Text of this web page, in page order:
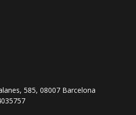
585, 08007 Barcelona